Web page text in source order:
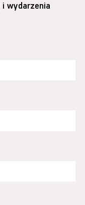
wydarzenia